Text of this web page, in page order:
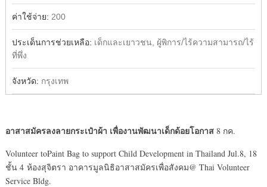
ค่าใช้จ่าย: 200
ประเด็นการช่วยเหลือ: เด็กและเยาวชน, ผู้พิการ/ไร้ความสามารถ/ไร้
ที่พึ่ง
จังหวัด: กรุงเทพ
อาสาสมัครลงลายกระเป๋าผ้า เพื่องานพัฒนาเด็กด้อยโอกาส8 กค.
Volunteer toPaint Bag to support Child Development in Thailand Jul.8, 18
ชั้น 4 ห้องสุจิตรา อาคารมูลนิธิอาสาสมัครเพื่อสังคม@ Thai Volunteer
Service Bldg.